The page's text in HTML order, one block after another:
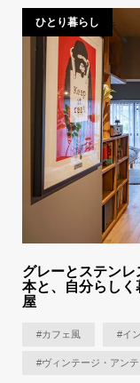
ひとり暮らし
グレーとステン
本と、自分らし
屋
#カフェ風 #イ
#ヴィンテージ・アンテ